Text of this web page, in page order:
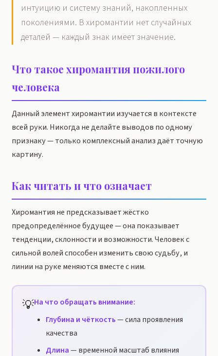
интуицию и систему знаний, накопленных
поколениями. В хиромантии нет случайных
деталей — каждый знак имеет значение.
Что такое хиромантия пожилого
человека
Данный элемент хиромантии изучается в контексте
всей руки. Никогда не делайте выводов по одному
признаку — только комплексный анализ даёт точную
картину.
Как читать и что означает
Хиромантия не предсказывает жёстко
предопределённое будущее — она показывает
тенденции, склонности и возможности. Человек с
сильной волей способен изменить свою судьбу, и
линии на руке меняются вместе с ним.
💡На что обращать внимание:
Глубина и чёткость— сила проявления
качества
Длина— временной масштаб влияния